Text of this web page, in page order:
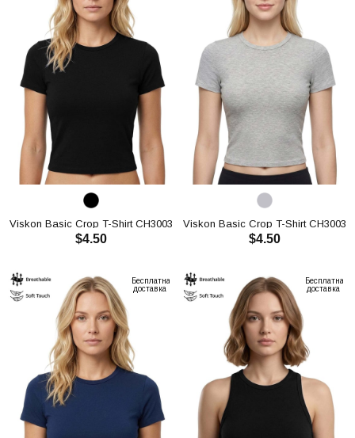
Viskon Basic Crop T-Shirt CH3003
$4.50
Viskon Basic Crop T-Shirt CH3003
$4.50
Бесплатная
доставка
Бесплатная
доставка